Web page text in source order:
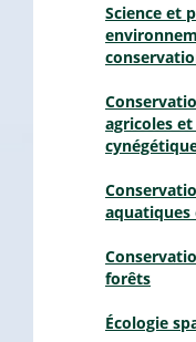
Science et
agricoles et
forêts
Écologie